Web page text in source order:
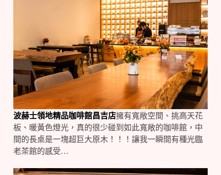
波赫士領地精品咖啡館昌吉店擁有寬敞空間、挑高天花
板、暖黃色燈光，真的很少碰到如此寬敞的咖啡館，中
間的長桌是一塊超巨大原木！！！讓我一瞬間有種光臨
老茶館的感受…